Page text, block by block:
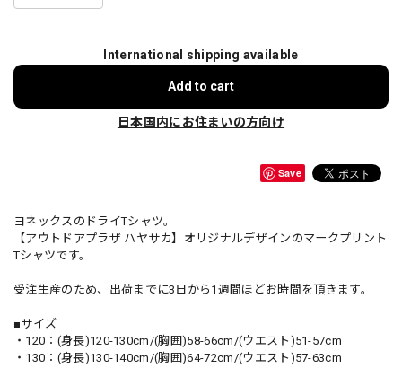
International shipping available
Add to cart
日本国内にお住まいの方向け
Save
ヨネックスのドライTシャツ。
【アウトドアプラザ ハヤサカ】オリジナルデザインのマークプリント
Tシャツです。
受注生産のため、出荷までに3日から1週間ほどお時間を頂きます。
■サイズ
・120：(身長)120-130cm/(胸囲)58-66cm/(ウエスト)51-57cm
・130：(身長)130-140cm/(胸囲)64-72cm/(ウエスト)57-63cm